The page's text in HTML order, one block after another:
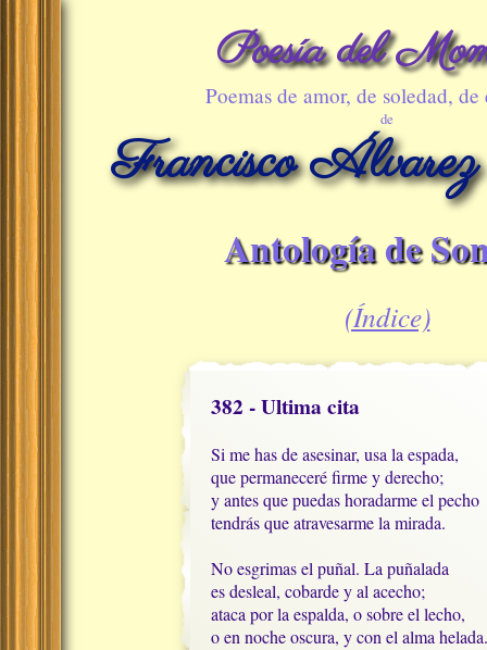
Poesía del
Poemas de amor, de soledad, de
de
Francisco
Antología de
(Índice)
382 - Ultima cita
Si me has de asesinar, usa la espada,
que permaneceré firme y derecho;
y antes que puedas horadarme el pecho
tendrás que atravesarme la mirada.
No esgrimas el puñal. La puñalada
es desleal, cobarde y al acecho;
ataca por la espalda, o sobre el lecho,
o en noche oscura, y con el alma helada.